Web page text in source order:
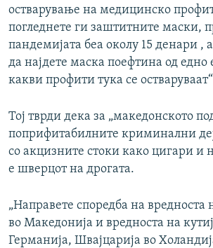
остварување на медицинско
погледнете ги заштитните маски,
пандемијата беа околу 15 денари ,
да најдете маска поефтина од едно
какви профити тука се
Тој тврди дека за „македонското
поприфитабилните криминални
со акцизните стоки како цигари и
е шверцот на дрогата.
„Направете споредба на вредноста
во Македонија и вредноста на
Германија, Швајцарија во